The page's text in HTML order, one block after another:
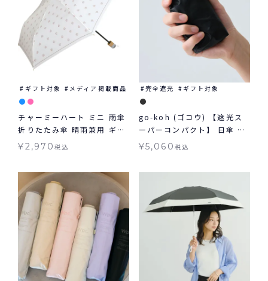
ギフト対象 メディア掲載商品
チャーミーハート ミニ 雨傘
折りたたみ傘 晴雨兼用 ギフ
ト対象
¥2,970税込
完全遮光 ギフト対象
go-koh (ゴコウ) 【遮光ス
ーパーコンパクト】 日傘 折
りたたみ 晴雨兼用 ギフト対
¥5,060 税込